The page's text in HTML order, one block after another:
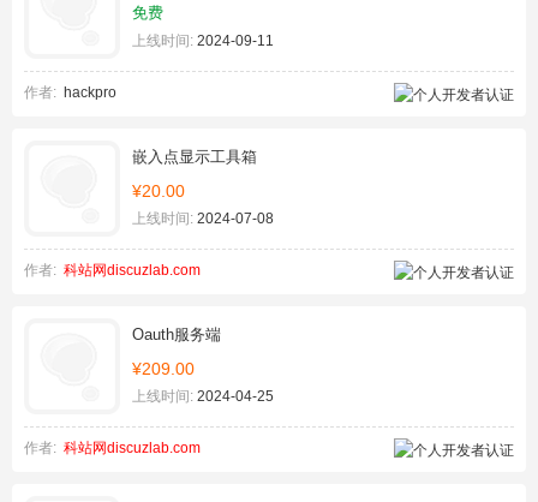
免费
上线时间: 2024-09-11
作者: hackpro
嵌入点显示工具箱
¥20.00
上线时间: 2024-07-08
作者: 科站网discuzlab.com
Oauth服务端
¥209.00
上线时间: 2024-04-25
作者: 科站网discuzlab.com